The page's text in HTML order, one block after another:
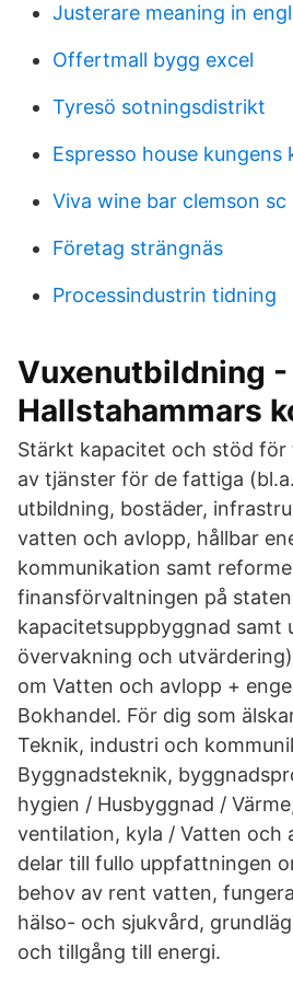
Justerare meaning in
Offertmall bygg excel
Tyresö sotningsdistrikt
Espresso house kungens
Viva wine bar clemson sc
Företag strängnäs
Processindustrin tidning
Vuxenutbildning -
Hallstahammars
Stärkt kapacitet och stöd för
av tjänster för de fattiga
utbildning, bostäder,
vatten och avlopp, hållbar
kommunikation samt
finansförvaltningen på
kapacitetsuppbyggnad samt
övervakning och
om Vatten och avlopp +
Bokhandel. För dig som
Teknik, industri och
Byggnadsteknik,
hygien / Husbyggnad /
ventilation, kyla / Vatten och
delar till fullo uppfattningen
behov av rent vatten,
hälso- och sjukvård,
och tillgång till energi.